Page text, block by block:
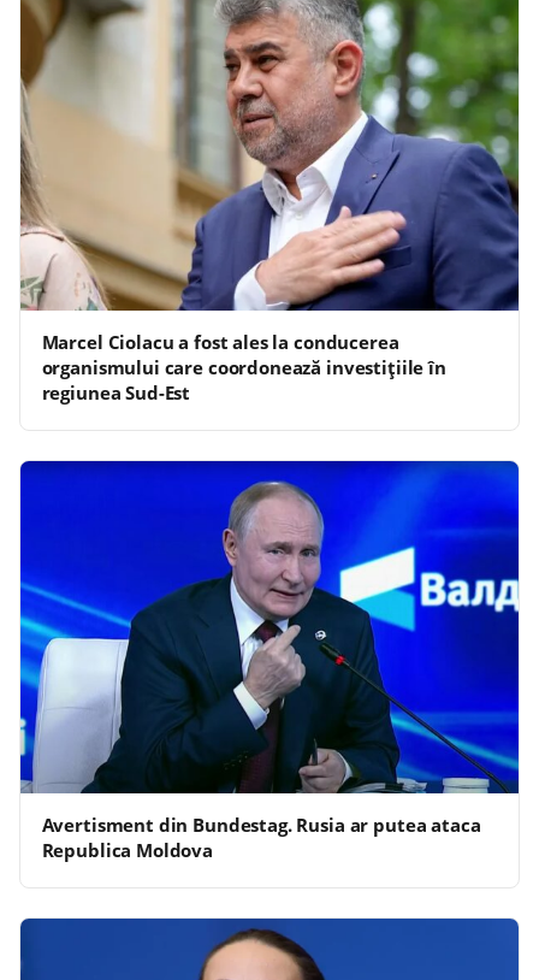
Marcel Ciolacu a fost ales la conducerea
organismului care coordonează investiţiile în
regiunea Sud-Est
Avertisment din Bundestag. Rusia ar putea ataca
Republica Moldova